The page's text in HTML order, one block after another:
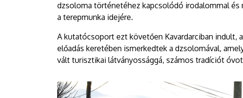
dzsoloma történetéhez kapcsolódó irodalommal
a terepmunka idejére.
A kutatócsoport ezt követően Kavardarciban indult,
előadás keretében ismerkedtek a dzsolomával,
vált turisztikai látványossággá, számos tradíciót